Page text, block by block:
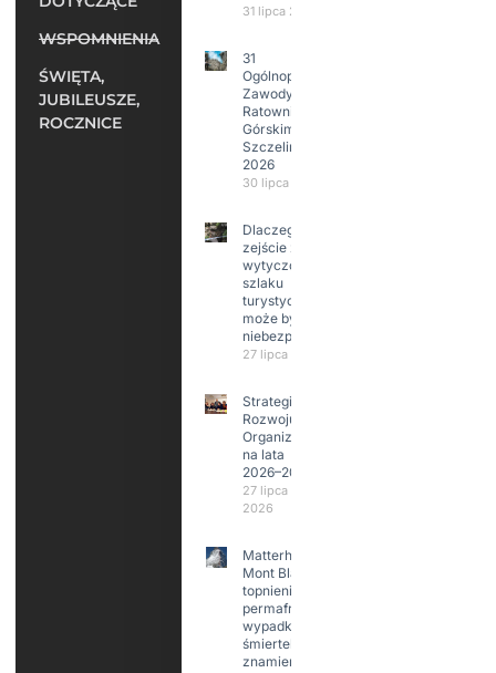
WSPOMNIENIA
ŚWIĘTA,
JUBILEUSZE,
ROCZNICE
31 lipca 2026
31
Ogólnopolskie
Zawody w
Ratownictwie
Górskim –
Szczeliniec
2026
30 lipca 2026
Dlaczego
zejście z
wytyczonego
szlaku
turystycznego
może być
niebezpieczne?
27 lipca 2026
Strategia
Rozwoju
Organizacji
na lata
2026–2029
27 lipca
2026
Matterhorn i
Mont Blanc:
topnienie
permafrost,
wypadki
śmiertelne,
znamienne